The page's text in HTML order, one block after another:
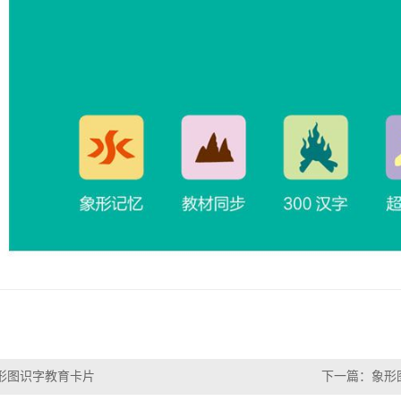
图识字教育卡片 下一篇： 象形